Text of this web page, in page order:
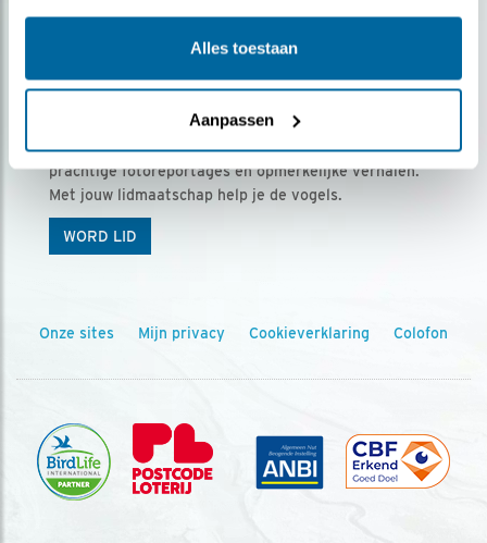
Alles toestaan
Aanpassen
Ontvang 5 x Vogels voor € 36,00 per jaar
Vogels is het tijdschrift voor onze leden, met
prachtige fotoreportages en opmerkelijke verhalen.
Met jouw lidmaatschap help je de vogels.
WORD LID
Onze sites Mijn privacy Cookieverklaring Colofon